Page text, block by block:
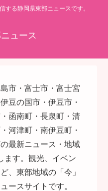
する静岡県東部ニュースです。
ュース
市・富士市・富士宮
豆の国市・伊豆市・
函南町・長泉町・清
河津町・南伊豆町・
最新ニュース・地域
ます。観光、イベン
、東部地域の「今」
ースサイトです。